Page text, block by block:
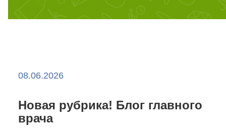
08.06.2026
Новая рубрика! Блог главного
врача